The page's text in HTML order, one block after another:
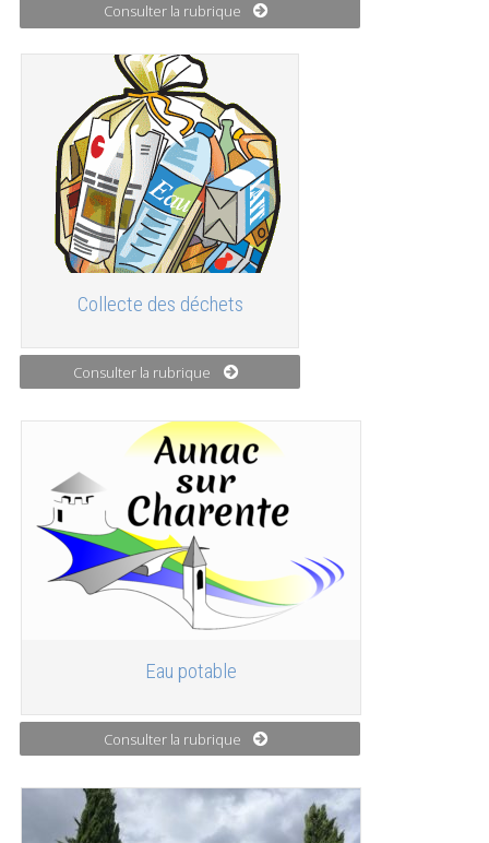
Consulter la rubrique
Collecte des déchets
Consulter la rubrique
Eau potable
Consulter la rubrique